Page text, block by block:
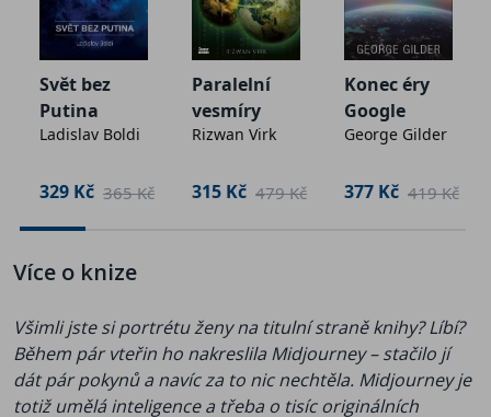
objasňuje, jak fungují, a střízlivě posuzuje jejich
budoucí potenciál. Neomezuje se přitom na
technologie samotné, důraz klade i na jejich
společenské dopady. Protože převratné vynálezy
přinášejí nečekané příležitosti i nečekané hrozby.
Při čtení knihy mimo jiné pochopíte:
•Skutečný princip fungování kryptoměn, jejich
možnosti a limity. Sami se pak můžete kvalifikovaněji
• Jakou budoucnost mají další aplikace blockchainu –
nahradí tzv. chytré smlouvy notáře?
• Proč umělá inteligence představuje revolučního
pomocníka v medicíně či průmyslu, ale nebezpečný
Svět bez
Putina
Ladislav Boldi
329 Kč 365 Kč
Paralelní
vesmíry
Rizwan Virk
315 Kč 479 Kč
Konec éry
Google
George Gilder
377 Kč 419 Kč
Více o knize
Všimli jste si portrétu ženy na titulní straně knihy? Líbí?
Během pár vteřin ho nakreslila Midjourney – stačilo jí
dát pár pokynů a navíc za to nic nechtěla. Midjourney je
totiž umělá inteligence a třeba o tisíc originálních